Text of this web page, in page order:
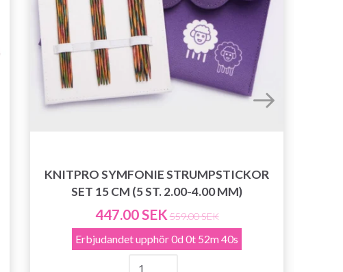
KNITPRO SYMFONIE STRUMPSTICKOR
SET 15 CM (5 ST. 2.00-4.00 MM)
447.00 SEK 559.00 SEK
Erbjudandet upphör0d 0t 52m 39s